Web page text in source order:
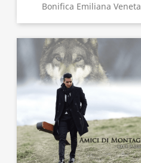
Bonifica Emiliana Veneta